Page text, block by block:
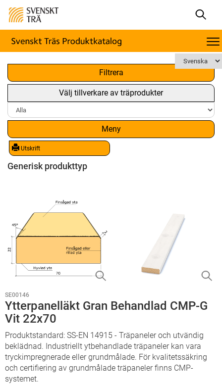
Filtrera
Välj tillverkare av träprodukter
Meny
Utskrift
x
Generisk produkttyp
SE00146
Ytterpanelläkt Gran Behandlad CMP-G
Vit 22x70
Produktstandard: SS-EN 14915 - Träpaneler och utvändig
beklädnad. Industriellt ytbehandlade träpaneler kan vara
tryckimpregnerade eller grundmålade. För kvalitetssäkring
och certifiering av grundmålade träpaneler finns CMP-
systemet.